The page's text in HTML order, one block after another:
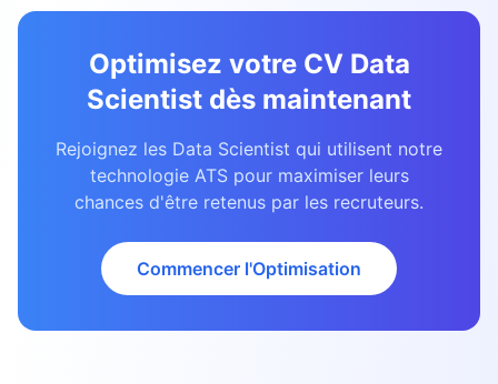
Optimisez votre CV Data
Scientist dès maintenant
Rejoignez les Data Scientist qui utilisent notre
technologie ATS pour maximiser leurs
chances d'être retenus par les recruteurs.
Commencer l'Optimisation